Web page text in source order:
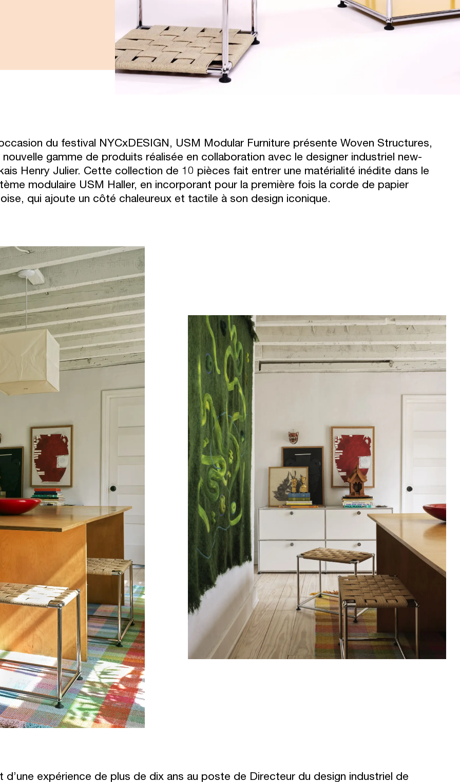
du festival NYCxDESIGN, USM Modular Furniture présente Woven Structures,
nouvelle gamme de produits réalisée en collaboration avec le designer industriel new-
Henry Julier. Cette collection de 10 pièces fait entrer une matérialité inédite dans le
modulaire USM Haller, en incorporant pour la première fois la corde de papier
qui ajoute un côté chaleureux et tactile à son design iconique.
d’une expérience de plus de dix ans au poste de Directeur du design industriel de